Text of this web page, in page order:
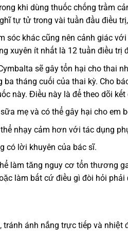
khi dùng thuốc chống trầm
tự tử trong vài tuần đầu điều
sóc khác cũng nên cảnh giác
xuyên ít nhất là 12 tuần điều trị
sẽ gây tổn hại cho thai
ba tháng cuối của thai kỳ. Cho
này. Điều này là để theo dõi
mẹ và có thể gây hại cho em
nhạy cảm hơn với tác dụng
có lời khuyên của bác sĩ.
làm tăng nguy cơ tổn thương
làm bất cứ điều gì đòi hỏi
tránh ánh nắng trực tiếp và nhiệt